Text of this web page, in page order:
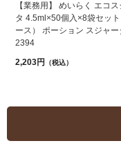
【業務用】 めいらく エコ
タ 4.5ml×50個入×8袋セッ
ース） ポーション スジャー
2394
2,203円
（税込）